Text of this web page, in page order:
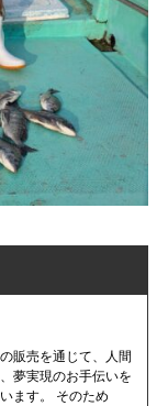
販売を通じて、人間
夢実現のお手伝いを
ます。 そのため